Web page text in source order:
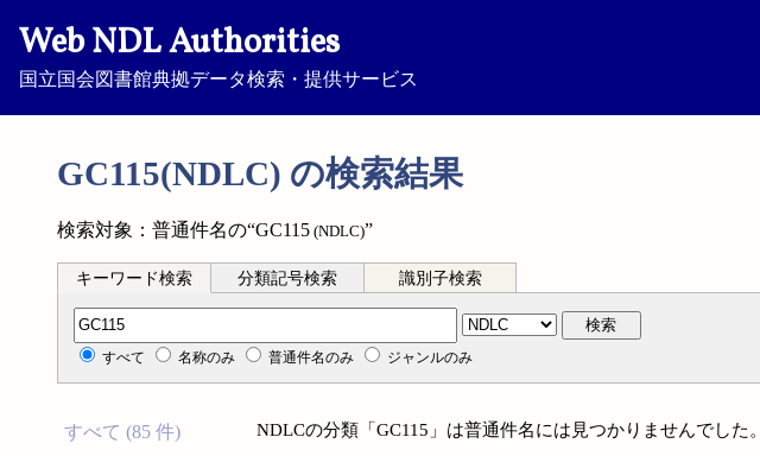
Web NDL Authorities
国立国会図書館典拠データ検索・提供サービス
GC115(NDLC) の検索結果
検索対象：普通件名の“GC115 (NDLC)”
キーワード検索 分類記号検索 識別子検索
分類記号検索 検索
すべて 名称のみ 普通件名のみ ジャンルのみ
すべて (85 件)
NDLCの分類「GC115」は普通件名には見つかりませんでした。